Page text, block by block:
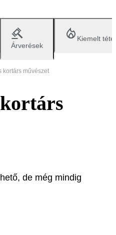
Árverések
Kiemelt
kortárs művészet
de még mindig